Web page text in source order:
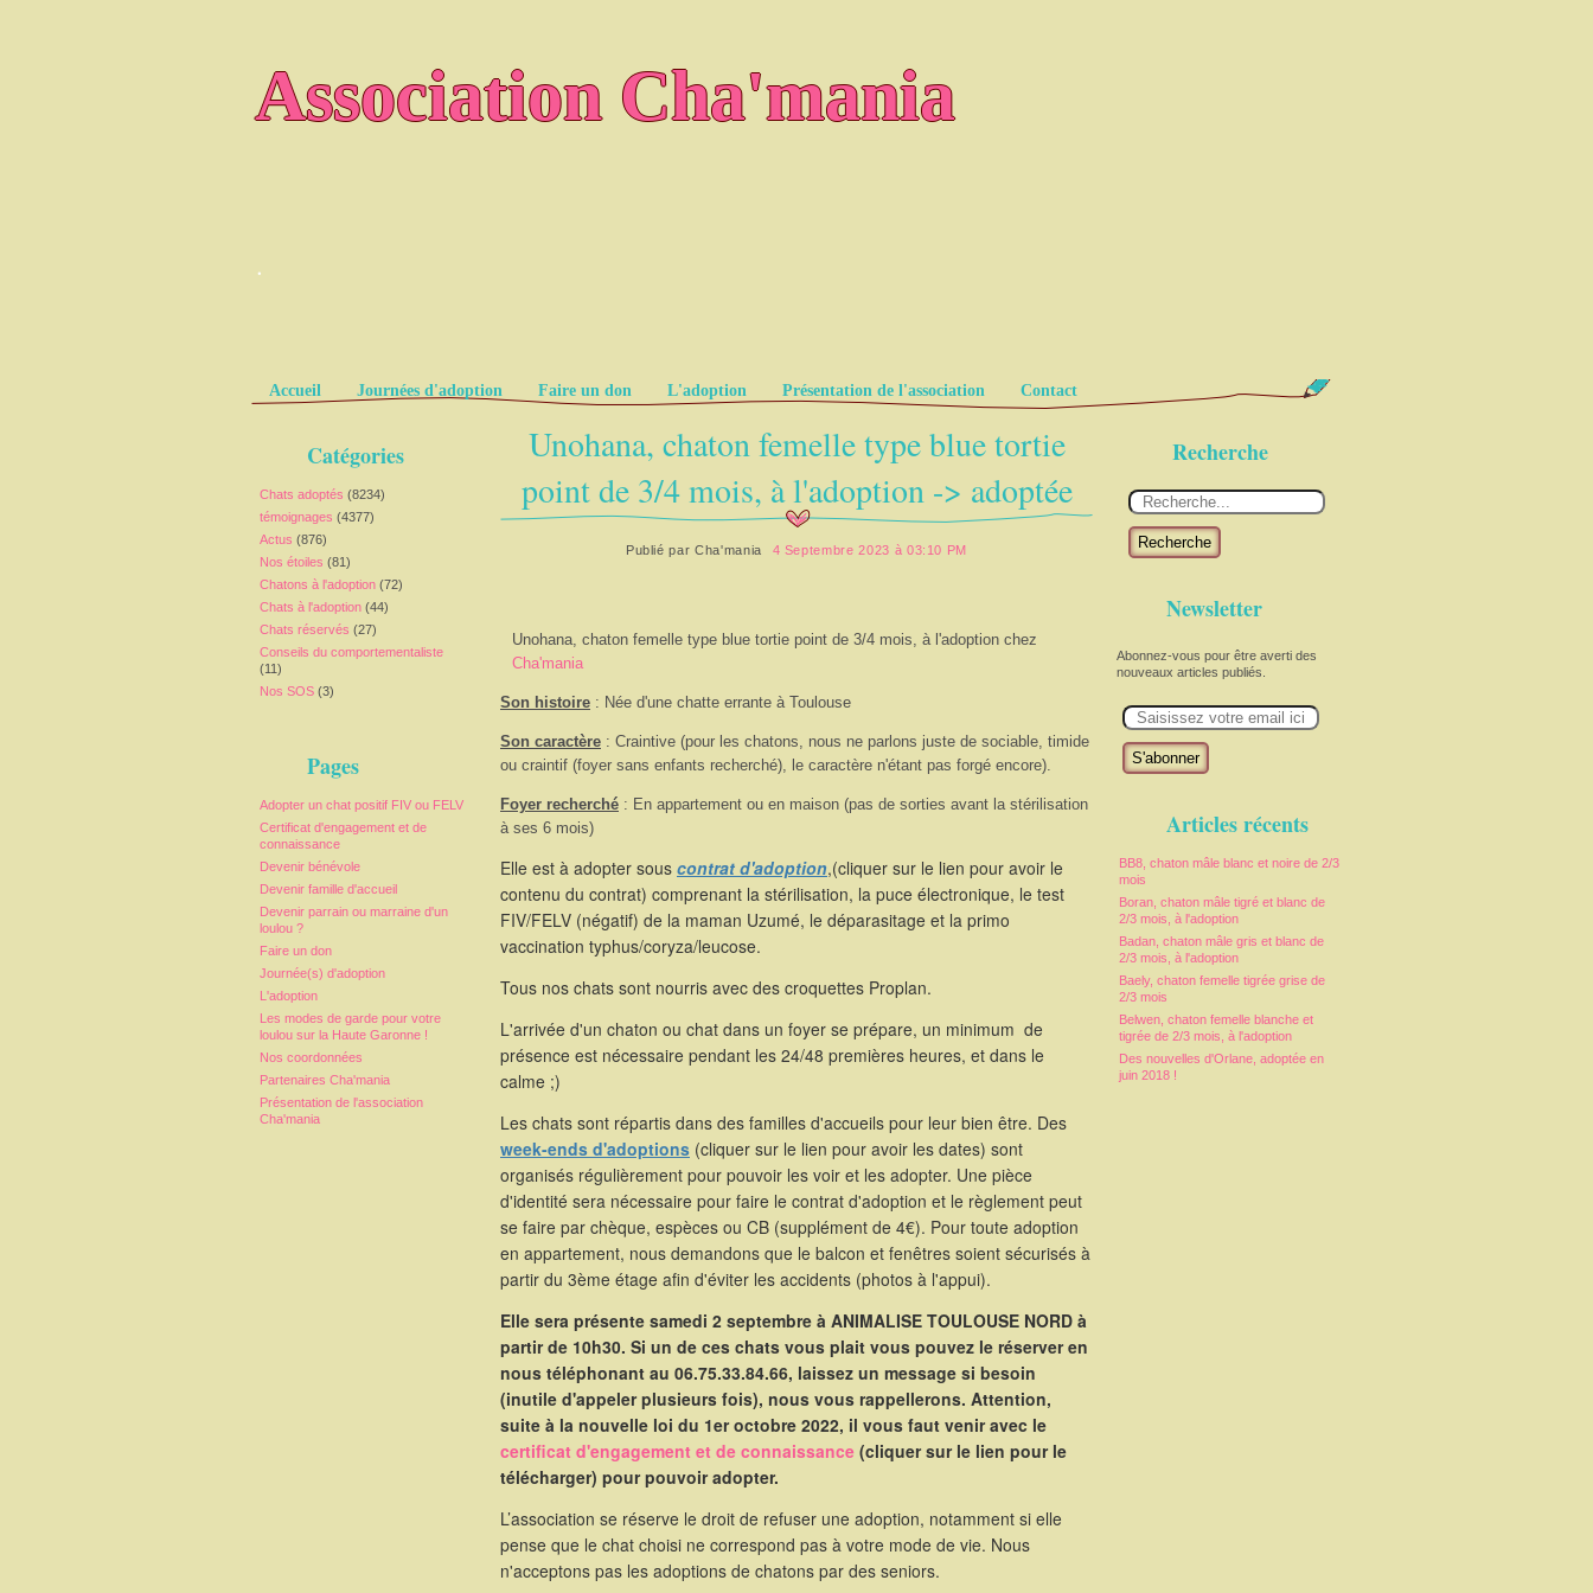
Association Cha'mania
.
Pages
Accueil Journées d'adoption Faire un don L'adoption Présentation de l'association Contact
Catégories
Chats adoptés (8234)
témoignages (4377)
Actus (876)
Nos étoiles (81)
Chatons à l'adoption (72)
Chats à l'adoption (44)
Chats réservés (27)
Conseils du comportementaliste
(11)
Nos SOS (3)
Pages
Adopter un chat positif FIV ou FELV
Certificat d'engagement et de
connaissance
Devenir bénévole
Devenir famille d'accueil
Devenir parrain ou marraine d'un
loulou ?
Faire un don
Journée(s) d'adoption
L'adoption
Les modes de garde pour votre
loulou sur la Haute Garonne !
Nos coordonnées
Partenaires Cha'mania
Présentation de l'association
Cha'mania
Recherche
Recherche
Newsletter
Abonnez-vous pour être averti des
nouveaux articles publiés.
m
Articles récents
BB8, chaton mâle blanc et noire de 2/3
mois
Boran, chaton mâle tigré et blanc de
2/3 mois, à l'adoption
Badan, chaton mâle gris et blanc de
2/3 mois, à l'adoption
Baely, chaton femelle tigrée grise de
2/3 mois
Belwen, chaton femelle blanche et
tigrée de 2/3 mois, à l'adoption
Des nouvelles d'Orlane, adoptée en
juin 2018 !
Unohana, chaton femelle type blue tortie
point de 3/4 mois, à l'adoption -> adoptée
Publié parCha'mania 4 Septembre 2023 à 03:10 PM
Unohana, chaton femelle type blue tortie point de 3/4 mois, à l'adoption chez
Cha'mania
Son histoire : Née d'une chatte errante à Toulouse
Son caractère : Craintive (pour les chatons, nous ne parlons juste de sociable, timide
ou craintif (foyer sans enfants recherché), le caractère n'étant pas forgé encore).
Foyer recherché : En appartement ou en maison (pas de sorties avant la stérilisation
à ses 6 mois)
Elle est à adopter sous contrat d'adoption,(cliquer sur le lien pour avoir le
contenu du contrat) comprenant la stérilisation, la puce électronique, le test
FIV/FELV (négatif) de la maman Uzumé, le déparasitage et la primo
vaccination typhus/coryza/leucose.
Tous nos chats sont nourris avec des croquettes Proplan.
L'arrivée d'un chaton ou chat dans un foyer se prépare, un minimum de
présence est nécessaire pendant les 24/48 premières heures, et dans le
calme ;)
Les chats sont répartis dans des familles d'accueils pour leur bien être. Des
week-ends d'adoptions (cliquer sur le lien pour avoir les dates) sont
organisés régulièrement pour pouvoir les voir et les adopter. Une pièce
d'identité sera nécessaire pour faire le contrat d'adoption et le règlement peut
se faire par chèque, espèces ou CB (supplément de 4€). Pour toute adoption
en appartement, nous demandons que le balcon et fenêtres soient sécurisés à
partir du 3ème étage afin d'éviter les accidents (photos à l'appui).
Elle sera présente samedi 2 septembre à ANIMALISE TOULOUSE NORD à
partir de 10h30. Si un de ces chats vous plait vous pouvez le réserver en
nous téléphonant au 06.75.33.84.66, laissez un message si besoin
(inutile d'appeler plusieurs fois), nous vous rappellerons. Attention,
suite à la nouvelle loi du 1er octobre 2022, il vous faut venir avec le
certificat d'engagement et de connaissance (cliquer sur le lien pour le
télécharger) pour pouvoir adopter.
L’association se réserve le droit de refuser une adoption, notamment si elle
pense que le chat choisi ne correspond pas à votre mode de vie. Nous
n'acceptons pas les adoptions de chatons par des seniors.